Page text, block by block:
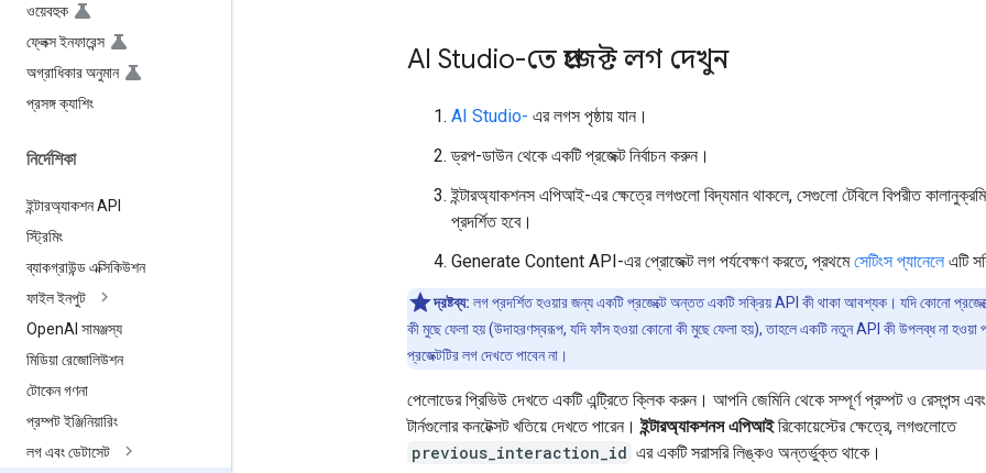
ওয়েবহুক
ফ্লেক্স ইনফারেন্স
অগ্রাধিকার অনুমান
প্রসঙ্গ ক্যাশিং
নির্দেশিকা
ইন্টারঅ্যাকশন API
স্ট্রিমিং
ব্যাকগ্রাউন্ড এক্সিকিউশন
ফাইল ইনপুট
OpenAI সামঞ্জস্য
মিডিয়া রেজোলিউশন
টোকেন গণনা
প্রম্পট ইঞ্জিনিয়ারিং
লগ এবং ডেটাসেট
AI Studio-তে প্রজেক্ট লগ দেখুন
AI Studio- এর লগস পৃষ্ঠায় যান।
ড্রপ-ডাউন থেকে একটি প্রজেক্ট নির্বাচন করুন।
ইন্টারঅ্যাকশনস এপিআই-এর ক্ষেত্রে লগগুলো বিদ্যমান থাকলে, সেগুলো টেবিলে বিপরীত
প্রদর্শিত হবে।
Generate Content API-এর প্রোজেক্ট লগ পর্যবেক্ষণ করতে, প্রথমেসেটিংস প্যানেলেএটি
দ্রষ্টব্য: লগ প্রদর্শিত হওয়ার জন্য একটি প্রজেক্টে অন্তত একটি সক্রিয় API কী থাকা আবশ্যক। যদি কোনো
কী মুছে ফেলা হয় (উদাহরণস্বরূপ, যদি ফাঁস হওয়া কোনো কী মুছে ফেলা হয়), তাহলে একটি নতুন API কী উপলব্ধ না হওয়া
প্রজেক্টটির লগ দেখতে পাবেন না।
পেলোডের প্রিভিউ দেখতে একটি এন্ট্রিতে ক্লিক করুন। আপনি জেমিনি থেকে সম্পূর্ণ প্রম্পট ও রেসপন্স এবং
টার্নগুলোর কনটেক্সট খতিয়ে দেখতে পারেন।ইন্টারঅ্যাকশনস এপিআইরিকোয়েস্টের ক্ষেত্রে, লগগুলোতে
previous_interaction_id এর একটি সরাসরি লিঙ্কও অন্তর্ভুক্ত থাকে।